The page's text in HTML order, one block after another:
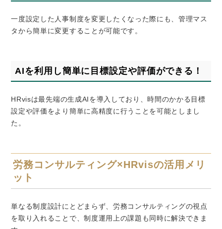
一度設定した人事制度を変更したくなった際にも、管理マス
タから簡単に変更することが可能です。
AIを利用し簡単に目標設定や評価ができる！
HRvisは最先端の生成AI を導入しており、時間のかかる目標
設定や評価をより簡単に高精度に行うことを可能としまし
た。
労務コンサルティング×HRvisの活用メリ
ット
単なる制度設計にとどまらず、労務コンサルティングの視点
を取り入れることで、制度運用上の課題も同時に解決できま